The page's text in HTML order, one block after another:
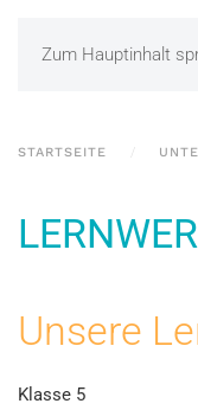
Zum Hauptinhalt
STARTSEITE
Unsere
Klasse 5